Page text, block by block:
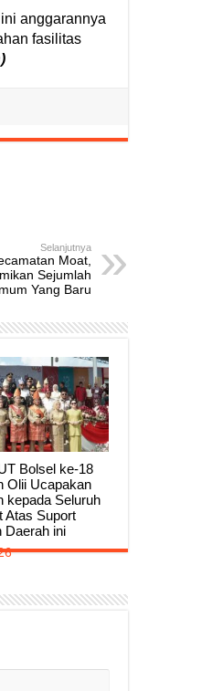
anggarannya
fasilitas
Selanjutnya
Moat,
Sejumlah
Yang Baru
Bolsel ke-18
Olii Ucapakan
kepada Seluruh
Atas Suport
Daerah ini